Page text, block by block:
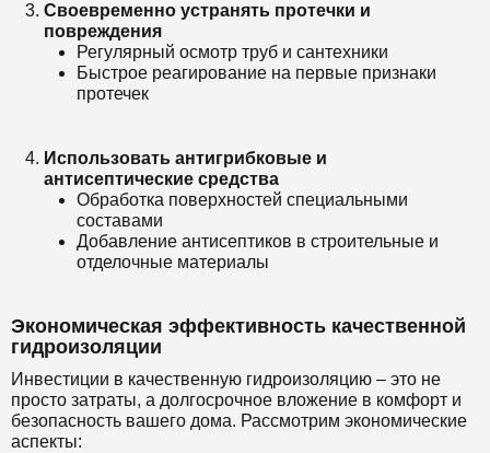
Своевременно устранять протечки и
повреждения
Регулярный осмотр труб и сантехники
Быстрое реагирование на первые признаки
протечек
Использовать антигрибковые и
антисептические средства
Обработка поверхностей специальными
составами
Добавление антисептиков в строительные и
отделочные материалы
Экономическая эффективность качественной
гидроизоляции
Инвестиции в качественную гидроизоляцию – это не
просто затраты, а долгосрочное вложение в комфорт и
безопасность вашего дома. Рассмотрим экономические
аспекты: